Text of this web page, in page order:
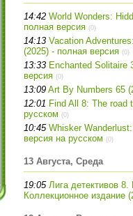
14:42 World Wonders:
полная версия (0)
14:13 Vacation
(2025) - полная версия (0)
13:33 Enchanted Solitaire
версия (0)
13:09 Art By Numbers 65
12:01 Find All 8: The road
русском (0)
10:45 Whisker
версия на русском (0)
13 Августа, Среда
19:05 Лига детективов
Коллекционное издание